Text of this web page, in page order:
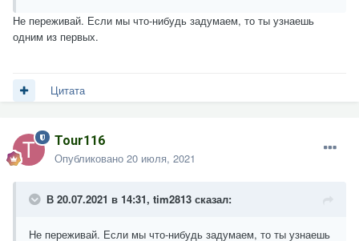
Не переживай. Если мы что-нибудь задумаем, то ты узнаешь
одним из первых.
Цитата
Tour116
Опубликовано 20 июля, 2021
В 20.07.2021 в 14:31, tim2813 сказал:
Не переживай. Если мы что-нибудь задумаем, то ты узнаешь